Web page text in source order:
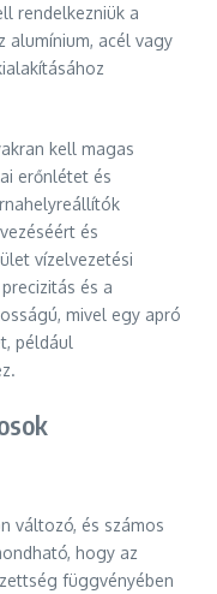
rendelkezniük a
alumínium, acél vagy
kell magas
erőnlétet és
és
vízelvezetési
és a
mivel egy apró
például
változó, és számos
hogy az
függvényében